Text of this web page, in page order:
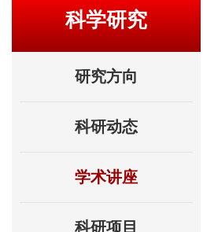
科学研究
研究方向
科研动态
学术讲座
科研项目